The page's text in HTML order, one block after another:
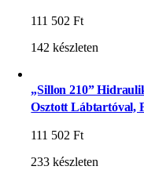
111 502Ft
142 készleten
„Sillon 210”
Osztott Lábtartóval,
111 502Ft
233 készleten